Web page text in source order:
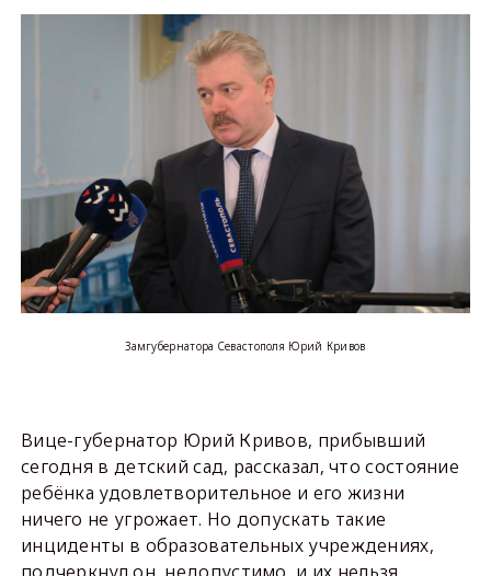
Замгубернатора Севастополя Юрий Кривов
Вице-губернатор Юрий Кривов, прибывший
сегодня в детский сад, рассказал, что состояние
ребёнка удовлетворительное и его жизни
ничего не угрожает. Но допускать такие
инциденты в образовательных учреждениях,